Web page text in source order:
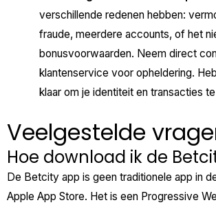
verschillende redenen hebben:
fraude, meerdere accounts, of het
bonusvoorwaarden. Neem direct
klantenservice voor opheldering.
klaar om je identiteit en transacties
Veelgestelde
Hoe download ik de
De Betcity app is geen traditionele app in
Apple App Store. Het is een Progressive